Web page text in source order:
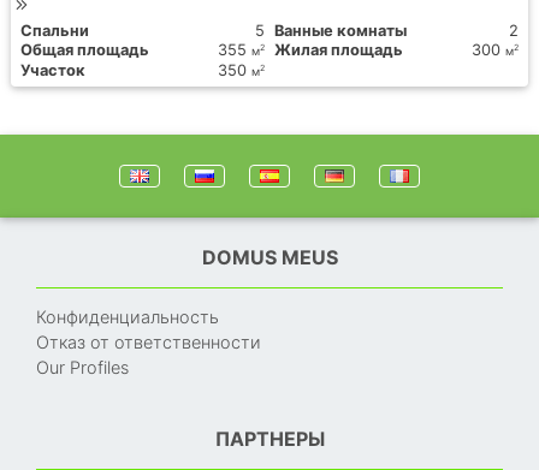
Спальни 5 Ванные комнаты
2
Общая площадь
355 м2 Жилая площадь 300 м2
Участок 350 м2
DOMUS MEUS
Конфиденциальность
Отказ от ответственности
Our Profiles
ПАРТНЕРЫ